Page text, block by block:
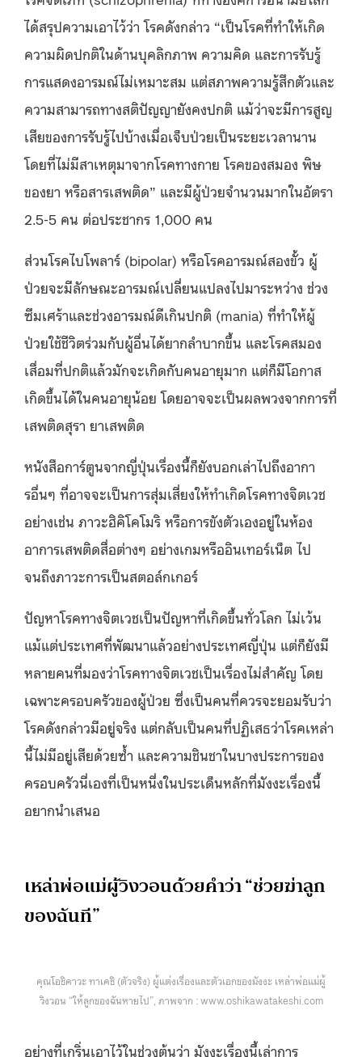
ได้สรุปความเอาไว้ว่า โรคดังกล่าว “เป็นโรคที่ทำให้เกิด
ความผิดปกติในด้านบุคลิกภาพ ความคิด และการรับรู้
การแสดงอารมณ์ไม่เหมาะสม แต่สภาพความรู้สึกตัวและ
ความสามารถทางสติปัญญายังคงปกติ แม้ว่าจะมีการสูญ
เสียของการรับรู้ไปบ้างเมื่อเจ็บป่วยเป็นระยะเวลานาน
โดยที่ไม่มีสาเหตุมาจากโรคทางกาย โรคของสมอง พิษ
ของยา หรือสารเสพติด” และมีผู้ป่วยจำนวนมากในอัตรา
2.5-5 คน ต่อประชากร 1,000 คน
ส่วนโรคไบโพลาร์ (bipolar) หรือโรคอารมณ์สองขั้ว ผู้
ป่วยจะมีลักษณะอารมณ์เปลี่ยนแปลงไปมาระหว่าง ช่วง
ซึมเศร้าและช่วงอารมณ์ดีเกินปกติ (mania) ที่ทำให้ผู้
ป่วยใช้ชีวิตร่วมกับผู้อื่นได้ยากลำบากขึ้น และโรคสมอง
เสื่อมที่ปกติแล้วมักจะเกิดกับคนอายุมาก แต่ก็มีโอกาส
เกิดขึ้นได้ในคนอายุน้อย โดยอาจจะเป็นผลพวงจากการที่
เสพติดสุรา ยาเสพติด
หนังสือการ์ตูนจากญี่ปุ่นเรื่องนี้ก็ยังบอกเล่าไปถึงอากา
รอื่นๆ ที่อาจจะเป็นการสุ่มเสี่ยงให้ทำเกิดโรคทางจิตเวช
อย่างเช่น ภาวะฮิคิโคโมริ หรือการขังตัวเองอยู่ในห้อง
อาการเสพติดสื่อต่างๆ อย่างเกมหรืออินเทอร์เน็ต ไป
จนถึงภาวะการเป็นสตอล์กเกอร์
ปัญหาโรคทางจิตเวชเป็นปัญหาที่เกิดขึ้นทั่วโลก ไม่เว้น
แม้แต่ประเทศที่พัฒนาแล้วอย่างประเทศญี่ปุ่น แต่ก็ยังมี
หลายคนที่มองว่าโรคทางจิตเวชเป็นเรื่องไม่สำคัญ โดย
เฉพาะครอบครัวของผู้ป่วย ซึ่งเป็นคนที่ควรจะยอมรับว่า
โรคดังกล่าวมีอยู่จริง แต่กลับเป็นคนที่ปฏิเสธว่าโรคเหล่า
นี้ไม่มีอยู่เสียด้วยซ้ำ และความชินชาในบางประการของ
ครอบครัวนี่เองที่เป็นหนึ่งในประเด็นหลักที่มังงะเรื่องนี้
อยากนำเสนอ
เหล่าพ่อแม่ผู้วิงวอนด้วยคำว่า “ช่วยฆ่าลูก
ของฉันที”
คุณโอชิคาวะ ทาเคชิ (ตัวจริง) ผู้แต่งเรื่องและตัวเอกของมังงะ เหล่าพ่อแม่ผู้
วิงวอน “ให้ลูกของฉันหายไป”, ภาพจาก : www.oshikawatakeshi.com
อย่างที่เกริ่นเอาไว้ในช่วงต้นว่า มังงะเรื่องนี้เล่าการ